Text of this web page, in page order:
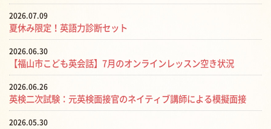
2026.07.09
夏休み限定！英語力診断セット
2026.06.30
【福山市こども英会話】7月のオンラインレッスン空き状況
2026.06.26
英検二次試験：元英検面接官のネイティブ講師による模擬面接
2026.05.30